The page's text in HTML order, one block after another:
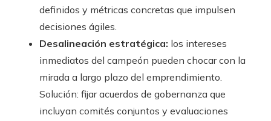
definidos y métricas concretas que impulsen
decisiones ágiles.
Desalineación estratégica: los intereses
inmediatos del campeón pueden chocar con la
mirada a largo plazo del emprendimiento.
Solución: fijar acuerdos de gobernanza que
incluyan comités conjuntos y evaluaciones